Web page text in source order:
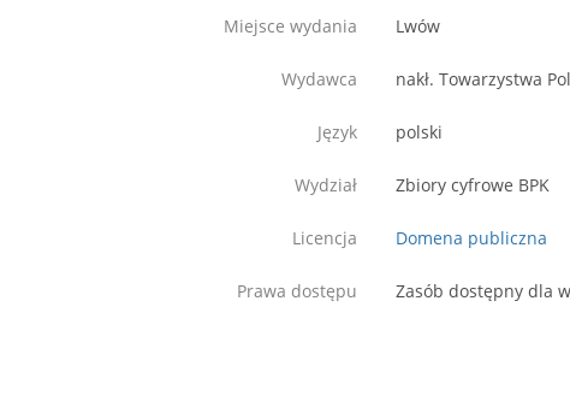
Miejsce wydania Lwów
Wydawca nakł. Towarzystwa
Język polski
Wydział Zbiory cyfrowe BPK
Licencja Domena publiczna
Prawa dostępu Zasób dostępny dla